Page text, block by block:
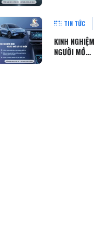
TIN TỨC
KINH
NGƯỜI MỚ…